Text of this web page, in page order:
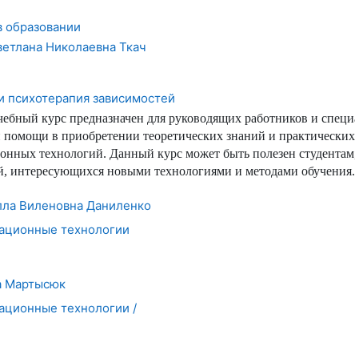
образовании
Николаевна Ткач
психотерапия зависимостей
курс предназначен для руководящих работников и
помощи в приобретении теоретических знаний и
технологий. Данный курс может быть полезен
интересующихся новыми технологиями и методами обучения.
Виленовна Даниленко
технологии
Мартысюк
технологии /